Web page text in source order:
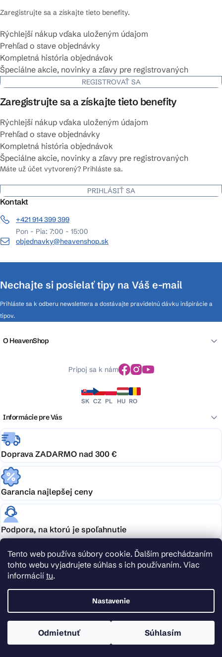
Tento web používa súbory cookie. Ďalším prechádzaním
tohto webu vyjadrujete súhlas s ich používaním. Viac
informácií tu.
Nastavenie
Odmietnuť Súhlasím
Zaregistrujte sa a získajte tieto benefity.
Rýchlejší nákup vďaka uloženým údajom
Prehľad o stave objednávky
Kompletná história objednávok
Špeciálne akcie, novinky a zľavy pre registrovaných
REGISTROVAŤ SA
Zaregistrujte sa a získajte tieto benefity
Rýchlejší nákup vďaka uloženým údajom
Prehľad o stave objednávky
Kompletná história objednávok
Špeciálne akcie, novinky a zľavy pre registrovaných
Máte už účet vytvorený? Prihláste sa.
PRIHLÁSIŤ SA
Kontakt
+421 914 399 399
Pon - Pia: 7:00 - 15:00
objednavky@heavenshop.sk
Nechajte si posielať tipy na Váš e-mail
Prihláste sa k odberu newslettera a dostávajte pravidelnú dávku inšpirácie a
tipov.
O HeavenShop
Pripoj sa k nám
SK CZ PL HU RO
Informácie pre Vás
Doprava ZADARMO nad 300 €
Garancia najlepšej ceny
Podpora, na ktorú je spoľahnutie
Doprava zdarma
Nakúpte nad 300 € alebo vyberajte tovar s ikonou dopravy zadarmo a doručenie
Obrovský výber skladom
Vyberajte z ponuky 90 000 produktov. Vďaka veľkým skladovým zásobám vašu
objednávku vybavíme obratom.